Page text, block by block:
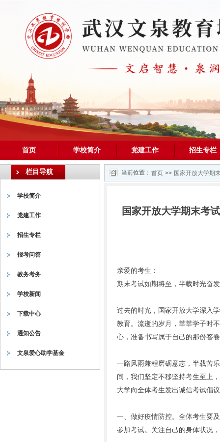
首页 学校简介 党建工作 招生专栏
当前位置： 首页 >> 国家开放大学期
首页
学校简介
党建工作
招生专栏
报考问答
教务考务
学校新闻
下载中心
通知公告
文泉爱心助学基金
栏目导航
国家开放大学期末考
亲爱的考生：
期末考试如期将至，半载时光奋
过去的时光，国家开放大学深入
教育。流逝的岁月，莘莘学子时
心，准备书写属于自己的那份答
一路风雨兼程磨砺意志，半载苦
间，我们坚定不移坚持考生至上
大学向全体考生发出诚信考试倡
一、做好疫情防控。全体考生要
参加考试。关注自己的身体状况